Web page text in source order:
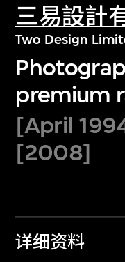
三易設計
Two Design
premium
[April
[2008]
详细资料